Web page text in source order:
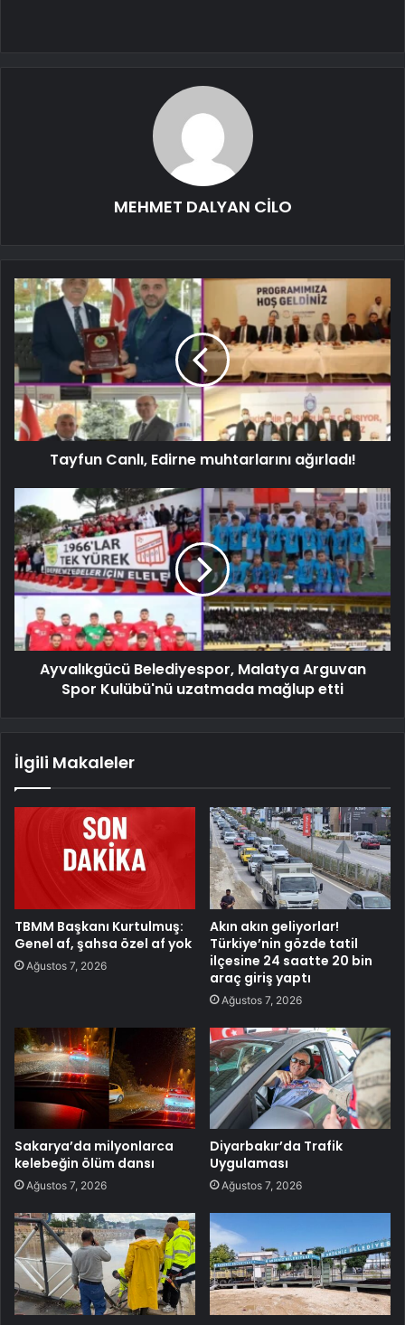
MEHMET DALYAN CİLO
Tayfun Canlı, Edirne muhtarlarını ağırladı!
Ayvalıkgücü Belediyespor, Malatya Arguvan
Spor Kulübü'nü uzatmada mağlup etti
İlgili Makaleler
TBMM Başkanı Kurtulmuş:
Genel af, şahsa özel af yok
Ağustos 7, 2026
Akın akın geliyorlar!
Türkiye’nin gözde tatil
ilçesine 24 saatte 20 bin
araç giriş yaptı
Ağustos 7, 2026
Sakarya’da milyonlarca
kelebeğin ölüm dansı
Ağustos 7, 2026
Diyarbakır’da Trafik
Uygulaması
Ağustos 7, 2026